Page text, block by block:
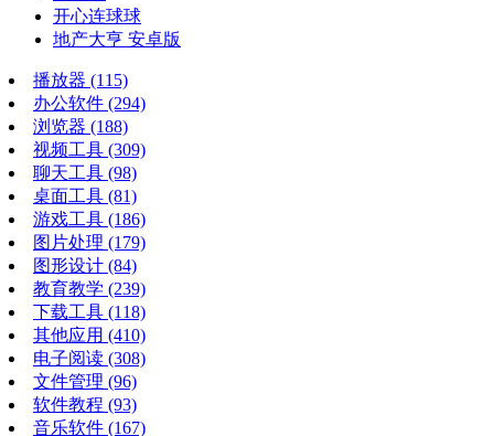
开心连球球
地产大亨 安卓版
播放器 (115)
办公软件 (294)
浏览器 (188)
视频工具 (309)
聊天工具 (98)
桌面工具 (81)
游戏工具 (186)
图片处理 (179)
图形设计 (84)
教育教学 (239)
下载工具 (118)
其他应用 (410)
电子阅读 (308)
文件管理 (96)
软件教程 (93)
音乐软件 (167)